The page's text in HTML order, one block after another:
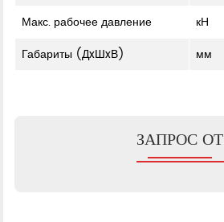
Макс. рабочее давление кН
Габариты (ДxШxВ)
мм
ЗАПРОС ОТ